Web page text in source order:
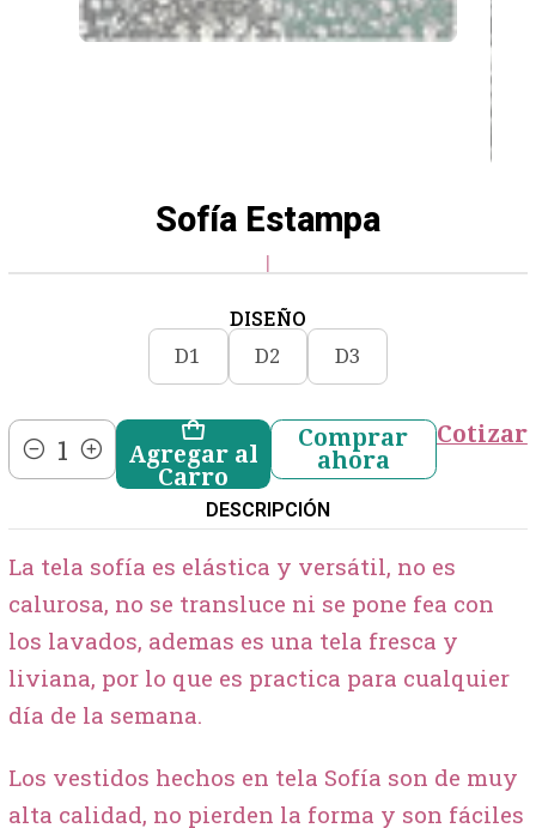
Sofía Estampa
|
DISEÑO
D1 D2 D3
Cantidad
Agregar al
Carro
Comprar
ahora
Cotizar
DESCRIPCIÓN
La tela sofía es elástica y versátil, no es
calurosa, no se transluce ni se pone fea con
los lavados, ademas es una tela fresca y
liviana, por lo que es practica para cualquier
día de la semana.
Los vestidos hechos en tela Sofía son de muy
alta calidad, no pierden la forma y son fáciles